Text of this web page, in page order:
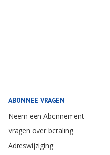
ABONNEE VRAGEN
Neem een Abonnement
Vragen over betaling
Adreswijziging